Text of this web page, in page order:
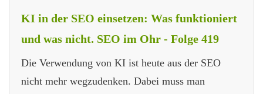
KI in der SEO einsetzen: Was funktioniert
und was nicht. SEO im Ohr - Folge 419
Die Verwendung von KI ist heute aus der SEO
nicht mehr wegzudenken. Dabei muss man